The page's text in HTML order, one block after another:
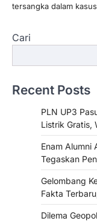
tersangka dalam
Cari
Recent Posts
PLN UP3
Listrik Gratis,
Enam Alumni
Tegaskan
Gelombang
Fakta
Dilema